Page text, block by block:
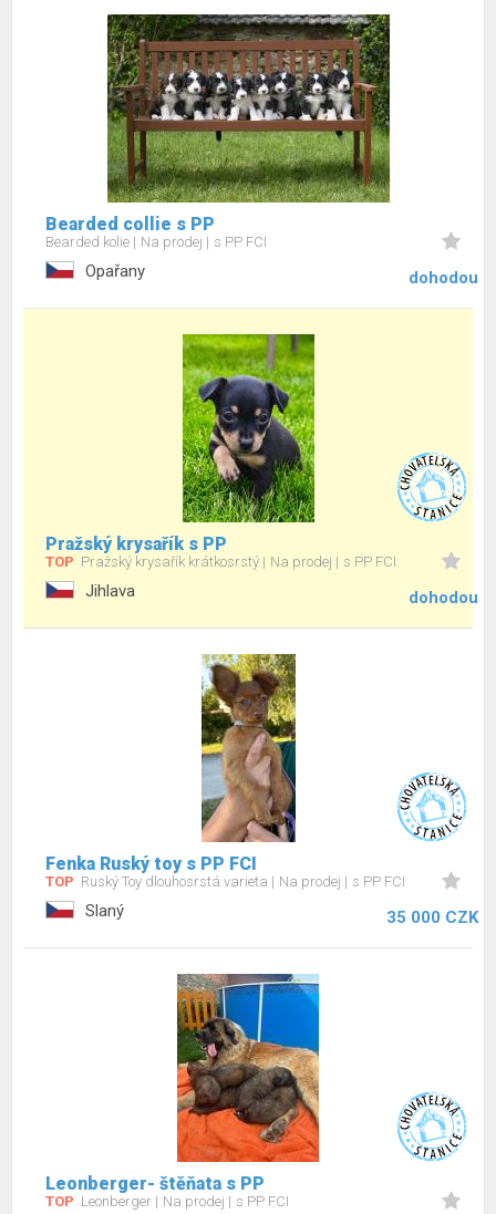
Bearded collie s PP
Bearded kolie Na prodej s PP FCI
Opařany dohodou
Pražský krysařík s PP
TOP Pražský krysařík krátkosrstý Na prodej s PP FCI
Jihlava dohodou
Fenka Ruský toy s PP FCI
TOP Ruský Toy dlouhosrstá varieta Na prodej s PP FCI
Slaný 35 000 CZK
Leonberger- štěňata s PP
TOP Leonberger Na prodej s PP FCI